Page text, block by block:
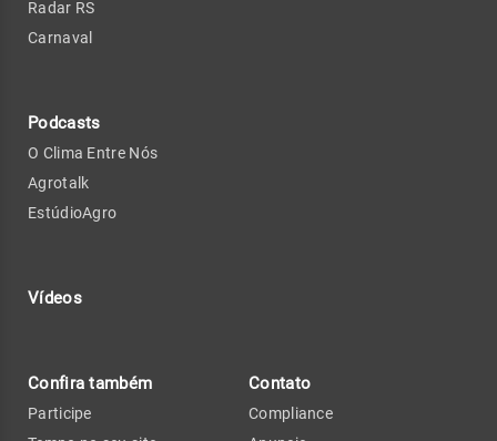
Radar RS
Carnaval
Podcasts
O Clima Entre Nós
Agrotalk
EstúdioAgro
Vídeos
Confira também
Participe
Contato
Compliance